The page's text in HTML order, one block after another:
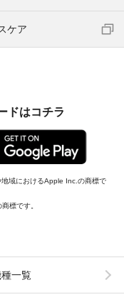
ケア
ドはコチラ
域におけるApple Inc.の商標で
標です。
一覧